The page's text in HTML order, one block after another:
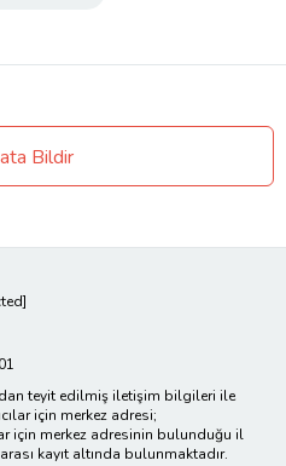
Bildir
teyit edilmiş iletişim bilgileri ile
için merkez adresi;
için merkez adresinin bulunduğu il
kayıt altında bulunmaktadır.